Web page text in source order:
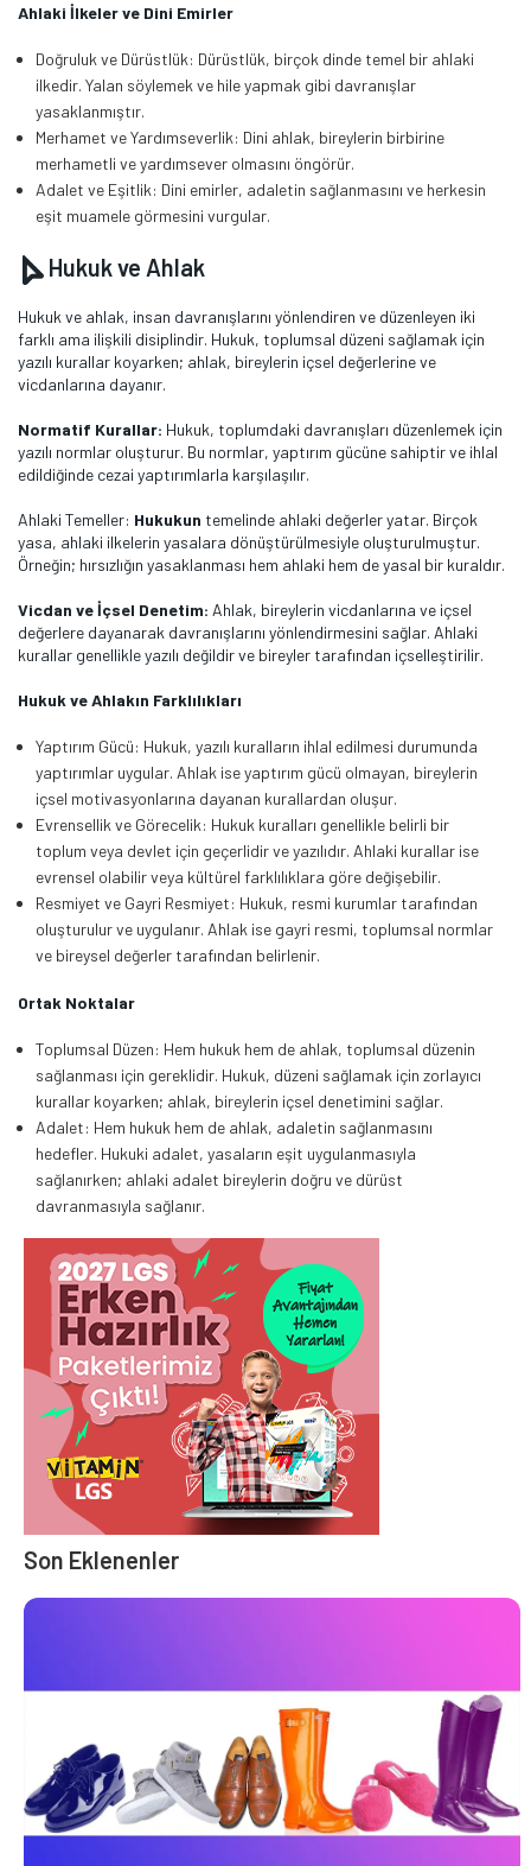
Ahlaki İlkeler ve Dini Emirler
Doğruluk ve Dürüstlük: Dürüstlük, birçok dinde temel bir ahlaki
ilkedir. Yalan söylemek ve hile yapmak gibi davranışlar
yasaklanmıştır.
Merhamet ve Yardımseverlik: Dini ahlak, bireylerin birbirine
merhametli ve yardımsever olmasını öngörür.
Adalet ve Eşitlik: Dini emirler, adaletin sağlanmasını ve herkesin
eşit muamele görmesini vurgular.
Hukuk ve Ahlak
Hukuk ve ahlak, insan davranışlarını yönlendiren ve düzenleyen iki
farklı ama ilişkili disiplindir. Hukuk, toplumsal düzeni sağlamak için
yazılı kurallar koyarken; ahlak, bireylerin içsel değerlerine ve
vicdanlarına dayanır.
Normatif Kurallar: Hukuk, toplumdaki davranışları düzenlemek için
yazılı normlar oluşturur. Bu normlar, yaptırım gücüne sahiptir ve ihlal
edildiğinde cezai yaptırımlarla karşılaşılır.
Ahlaki Temeller: Hukukun temelinde ahlaki değerler yatar. Birçok
yasa, ahlaki ilkelerin yasalara dönüştürülmesiyle oluşturulmuştur.
Örneğin; hırsızlığın yasaklanması hem ahlaki hem de yasal bir kuraldır.
Vicdan ve İçsel Denetim: Ahlak, bireylerin vicdanlarına ve içsel
değerlere dayanarak davranışlarını yönlendirmesini sağlar. Ahlaki
kurallar genellikle yazılı değildir ve bireyler tarafından içselleştirilir.
Hukuk ve Ahlakın Farklılıkları
Yaptırım Gücü: Hukuk, yazılı kuralların ihlal edilmesi durumunda
yaptırımlar uygular. Ahlak ise yaptırım gücü olmayan, bireylerin
içsel motivasyonlarına dayanan kurallardan oluşur.
Evrensellik ve Görecelik: Hukuk kuralları genellikle belirli bir
toplum veya devlet için geçerlidir ve yazılıdır. Ahlaki kurallar ise
evrensel olabilir veya kültürel farklılıklara göre değişebilir.
Resmiyet ve Gayri Resmiyet: Hukuk, resmi kurumlar tarafından
oluşturulur ve uygulanır. Ahlak ise gayri resmi, toplumsal normlar
ve bireysel değerler tarafından belirlenir.
Ortak Noktalar
Toplumsal Düzen: Hem hukuk hem de ahlak, toplumsal düzenin
sağlanması için gereklidir. Hukuk, düzeni sağlamak için zorlayıcı
kurallar koyarken; ahlak, bireylerin içsel denetimini sağlar.
Adalet: Hem hukuk hem de ahlak, adaletin sağlanmasını
hedefler. Hukuki adalet, yasaların eşit uygulanmasıyla
sağlanırken; ahlaki adalet bireylerin doğru ve dürüst
davranmasıyla sağlanır.
Son Eklenenler